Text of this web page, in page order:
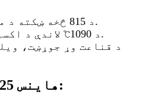
1. د 815 څخه ښکته د متوسط ​​​​قوت او مقاومت.
2. د 1090℃ لاندې د اکسیډریشن غوره مقاومت.
هاینس 25 د غوښتنلیک ساحه: